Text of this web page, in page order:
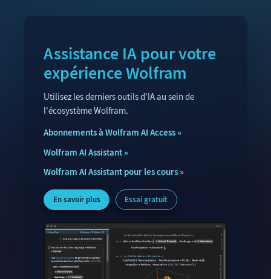
Assistance IA pour votre
expérience Wolfram
Utilisez les derniers outils d'IA au sein de
l'écosystème Wolfram.
Abonnements à Wolfram AI Access
Wolfram AI Assistant
Wolfram AI Assistant pour les cours
En savoir plus Essai gratuit